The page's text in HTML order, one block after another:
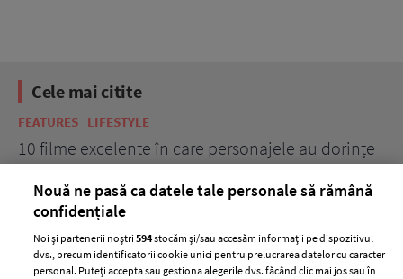
Cele mai citite
BEAUTY BEAUTY TIPS
7 uleiuri care stimulează creșterea rapidă a
Nouă ne pasă ca datele tale personale să rămână
confidențiale
Noi și partenerii noștri594stocăm și/sau accesăm informații pe dispozitivul
dvs., precum identificatorii cookie unici pentru prelucrarea datelor cu caracter
personal. Puteți accepta sau gestiona alegerile dvs. făcând clic mai jos sau în